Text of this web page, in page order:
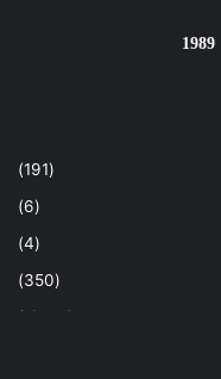
(191)
(6)
(4)
(350)
(1٬039)